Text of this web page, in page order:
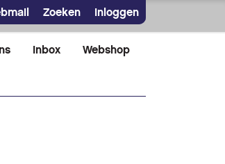
Zoeken Inloggen
Inbox Webshop